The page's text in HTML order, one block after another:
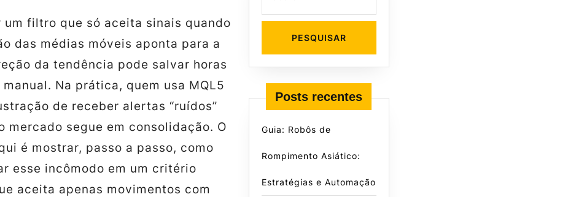
um filtro que só aceita sinais quando
das médias móveis aponta para a
da tendência pode salvar horas
Na prática, quem usa MQL5
de receber alertas “ruídos”
mercado segue em consolidação. O
é mostrar, passo a passo, como
esse incômodo em um critério
aceita apenas movimentos com
Posts recentes
Guia: Robôs de
Rompimento Asiático:
Estratégias e Automação